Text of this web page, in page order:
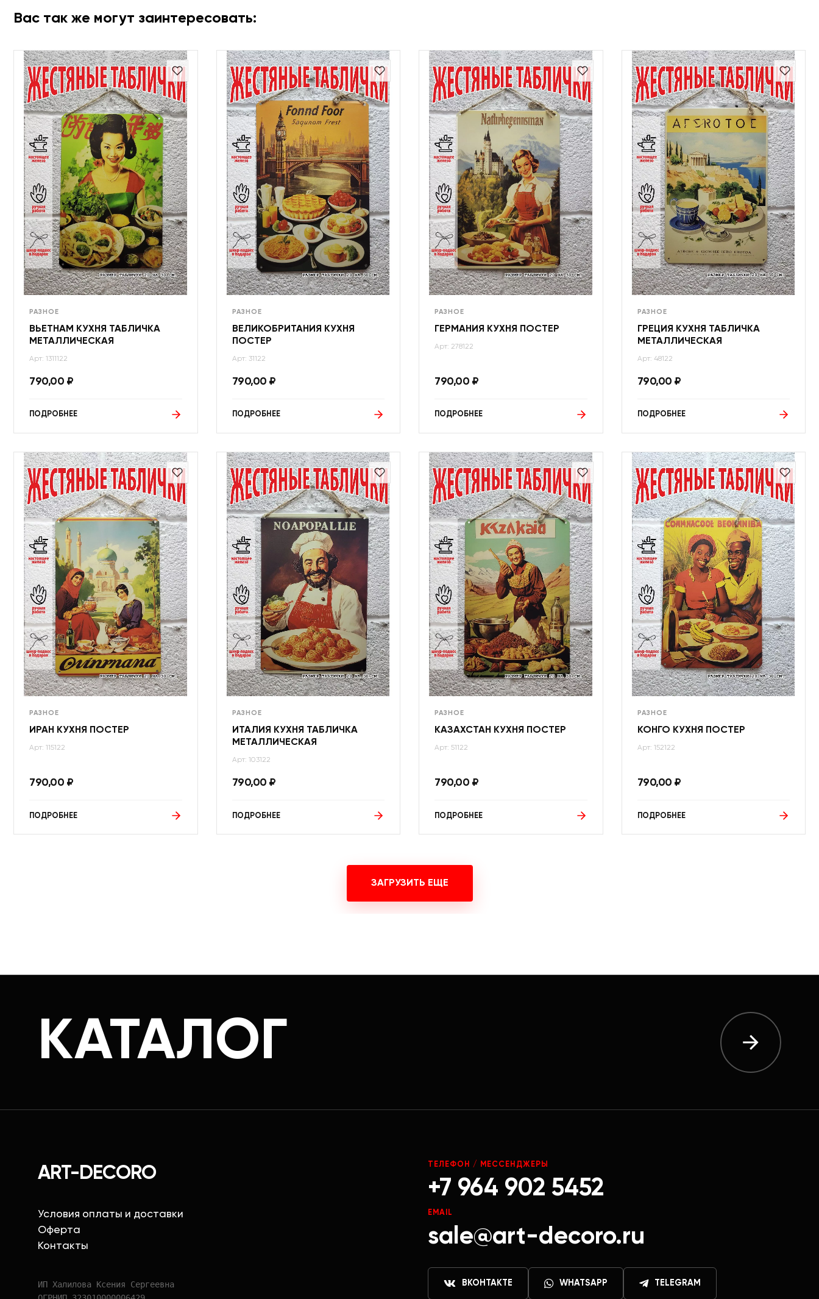
Вас так же могут заинтересовать:
РАЗНОЕ
ВЬЕТНАМ КУХНЯ ТАБЛИЧКА
МЕТАЛЛИЧЕСКАЯ
Арт: 1311122
790,00 ₽
ПОДРОБНЕЕ
РАЗНОЕ
ВЕЛИКОБРИТАНИЯ КУХНЯ
ПОСТЕР
Арт: 31122
790,00 ₽
ПОДРОБНЕЕ
РАЗНОЕ
ГЕРМАНИЯ КУХНЯ ПОСТЕР
Арт: 278122
790,00 ₽
ПОДРОБНЕЕ
РАЗНОЕ
ГРЕЦИЯ КУХНЯ ТАБЛИЧКА
МЕТАЛЛИЧЕСКАЯ
Арт: 48122
790,00 ₽
ПОДРОБНЕЕ
РАЗНОЕ
ИРАН КУХНЯ ПОСТЕР
Арт: 115122
790,00 ₽
ПОДРОБНЕЕ
РАЗНОЕ
ИТАЛИЯ КУХНЯ ТАБЛИЧКА
МЕТАЛЛИЧЕСКАЯ
Арт: 103122
790,00 ₽
ПОДРОБНЕЕ
РАЗНОЕ
КАЗАХСТАН КУХНЯ ПОСТЕР
Арт: 51122
790,00 ₽
ПОДРОБНЕЕ
РАЗНОЕ
КОНГО КУХНЯ ПОСТЕР
Арт: 152122
790,00 ₽
ПОДРОБНЕЕ
ЗАГРУЗИТЬ ЕЩЕ
КАТАЛОГ
ART-DECORO
Условия оплаты и доставки
Оферта
Контакты
ИП Халилова Ксения Сергеевна
ТЕЛЕФОН / МЕССЕНДЖЕРЫ
+7 964 902 5452
EMAIL
sale@art-decoro.ru
ВКОНТАКТЕ WHATSAPP TELEGRAM